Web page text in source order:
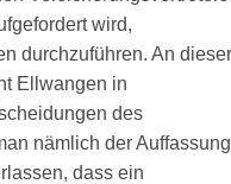
wird,
durchzuführen. An dieser
Ellwangen in
des
nämlich der
dass ein